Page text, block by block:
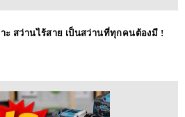
ะ สว่านไร้สาย เป็นสว่านที่ทุกคนต้องมี !